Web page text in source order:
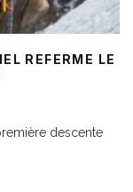
REFERME LE
descente